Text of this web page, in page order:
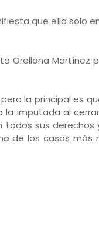
que ella solo
Orellana Martínez
la principal es
imputada al
sus
de los casos